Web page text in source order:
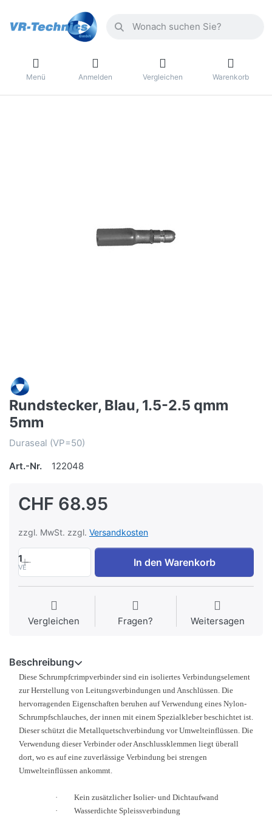
Menü Anmelden Vergleichen Warenkorb
Rundstecker, Blau, 1.5-2.5 qmm
5mm
Duraseal (VP=50)
Art.-Nr.
122048
CHF 68.95
zzgl. MwSt. zzgl. Versandkosten
1
VE In den Warenkorb
Vergleichen Fragen? Weitersagen
Beschreibung
Diese Schrumpfcrimpverbinder sind ein isoliertes Verbindungselement
zur Herstellung von Leitungsverbindungen und Anschlüssen. Die
hervorragenden Eigenschaften beruhen auf Verwendung eines Nylon-
Schrumpfschlauches, der innen mit einem Spezialkleber beschichtet ist.
Dieser schützt die Metallquetschverbindung vor Umwelteinflüssen. Die
Verwendung dieser Verbinder oder Anschlussklemmen liegt überall
dort, wo es auf eine zuverlässige Verbindung bei strengen
Umwelteinflüssen ankommt.
·
Kein zusätzlicher Isolier- und Dichtaufwand
·
Wasserdichte Spleissverbindung